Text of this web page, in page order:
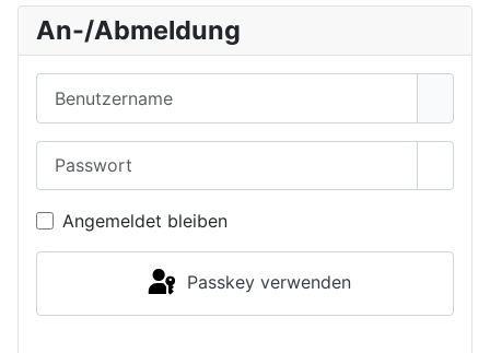
An-/Abmeldung
Angemeldet bleiben
Passkey verwenden